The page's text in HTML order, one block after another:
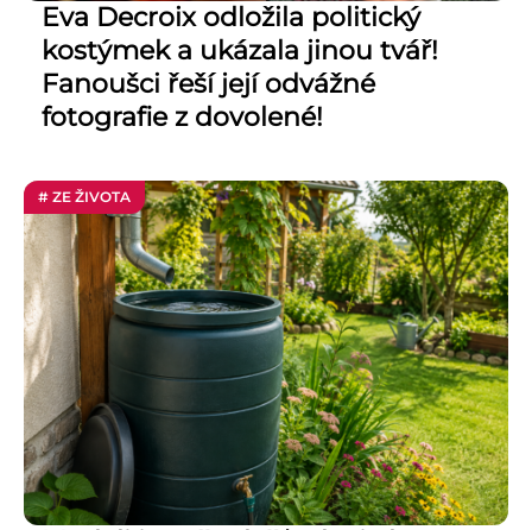
Eva Decroix odložila politický
kostýmek a ukázala jinou tvář!
Fanoušci řeší její odvážné
fotografie z dovolené!
# ZE ŽIVOTA